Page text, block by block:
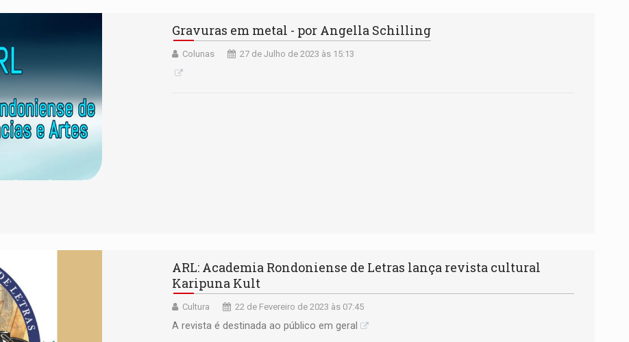
Gravuras em metal - por Angella Schilling
Colunas 27 de Julho de 2023 às 15:13
ARL: Academia Rondoniense de Letras lança revista cultural
Karipuna Kult
Cultura 22 de Fevereiro de 2023 às 07:45
A revista é destinada ao público em geral